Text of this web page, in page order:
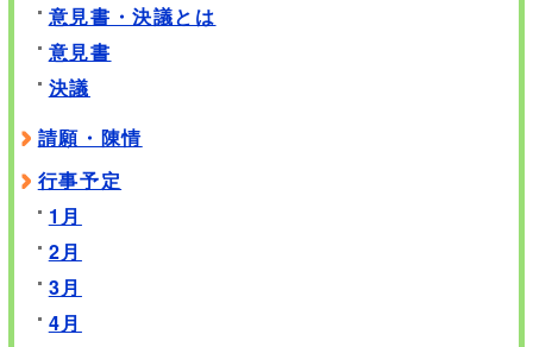
意見書・決議とは
意見書
決議
請願・陳情
行事予定
1月
2月
3月
4月